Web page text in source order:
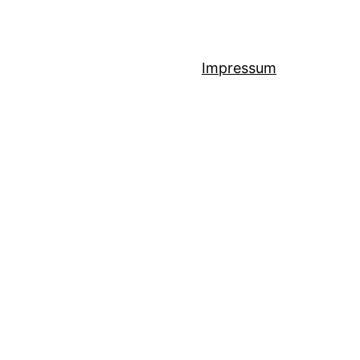
Impressum